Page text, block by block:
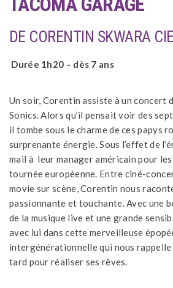
DE CORENTIN SKWARA
Durée 1h20 – dès 7 ans
Un soir, Corentin assiste à un concert
Sonics. Alors qu’il pensait voir des
il tombe sous le charme de ces papys
surprenante énergie. Sous l’effet de
mail à leur manager américain pour
tournée europèenne. Entre ciné-
movie sur scène, Corentin nous
passionnante et touchante. Avec une
de la musique live et une grande
avec lui dans cette merveilleuse
intergénérationnelle qui nous rappelle
tard pour réaliser ses rêves.